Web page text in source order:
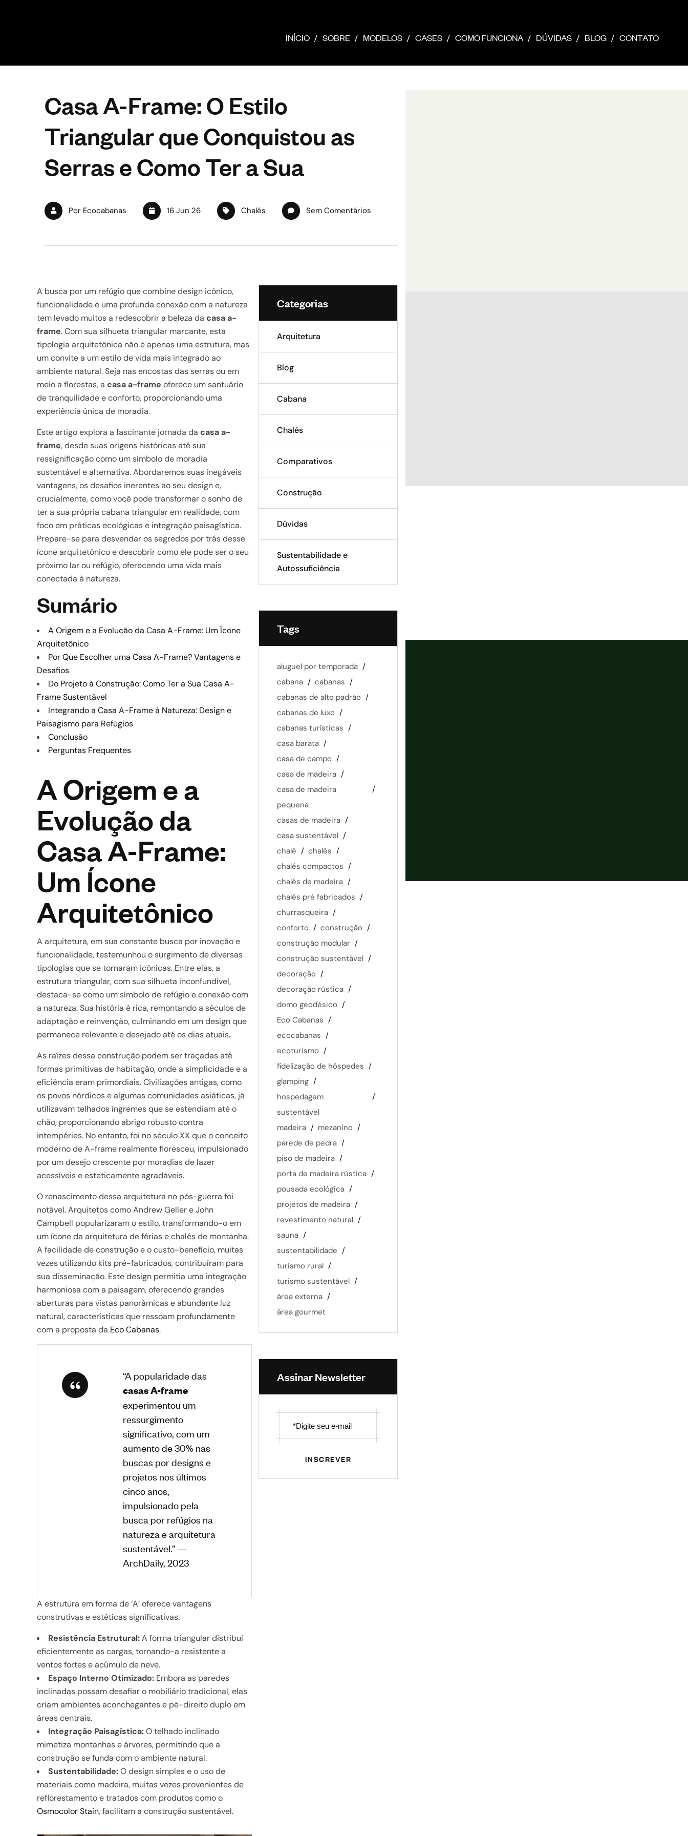
INÍCIO SOBRE MODELOS CASES COMO FUNCIONA DÚVIDAS BLOG CONTATO
Casa A-Frame: O Estilo
Triangular que Conquistou as
Serras e Como Ter a Sua
Por Ecocabanas 16 Jun 26 Chalés Sem Comentários
A busca por um refúgio que combine design icônico,
funcionalidade e uma profunda conexão com a natureza
tem levado muitos a redescobrir a beleza da casa a-
frame. Com sua silhueta triangular marcante, esta
tipologia arquitetônica não é apenas uma estrutura, mas
um convite a um estilo de vida mais integrado ao
ambiente natural. Seja nas encostas das serras ou em
meio a florestas, a casa a-frame oferece um santuário
de tranquilidade e conforto, proporcionando uma
experiência única de moradia.
Este artigo explora a fascinante jornada da casa a-
frame, desde suas origens históricas até sua
ressignificação como um símbolo de moradia
sustentável e alternativa. Abordaremos suas inegáveis
vantagens, os desafios inerentes ao seu design e,
crucialmente, como você pode transformar o sonho de
ter a sua própria cabana triangular em realidade, com
foco em práticas ecológicas e integração paisagística.
Prepare-se para desvendar os segredos por trás desse
ícone arquitetônico e descobrir como ele pode ser o seu
próximo lar ou refúgio, oferecendo uma vida mais
conectada à natureza.
Sumário
A Origem e a Evolução da Casa A-Frame: Um Ícone
Arquitetônico
Por Que Escolher uma Casa A-Frame? Vantagens e
Desafios
Do Projeto à Construção: Como Ter a Sua Casa A-
Frame Sustentável
Integrando a Casa A-Frame à Natureza: Design e
Paisagismo para Refúgios
Conclusão
Perguntas Frequentes
A Origem e a
Evolução da
Casa A-Frame:
Um Ícone
Arquitetônico
A arquitetura, em sua constante busca por inovação e
funcionalidade, testemunhou o surgimento de diversas
tipologias que se tornaram icônicas. Entre elas, a
estrutura triangular, com sua silhueta inconfundível,
destaca-se como um símbolo de refúgio e conexão com
a natureza. Sua história é rica, remontando a séculos de
adaptação e reinvenção, culminando em um design que
permanece relevante e desejado até os dias atuais.
As raízes dessa construção podem ser traçadas até
formas primitivas de habitação, onde a simplicidade e a
eficiência eram primordiais. Civilizações antigas, como
os povos nórdicos e algumas comunidades asiáticas, já
utilizavam telhados íngremes que se estendiam até o
chão, proporcionando abrigo robusto contra
intempéries. No entanto, foi no século XX que o conceito
moderno de A-frame realmente floresceu, impulsionado
por um desejo crescente por moradias de lazer
acessíveis e esteticamente agradáveis.
O renascimento dessa arquitetura no pós-guerra foi
notável. Arquitetos como Andrew Geller e John
Campbell popularizaram o estilo, transformando-o em
um ícone da arquitetura de férias e chalés de montanha.
A facilidade de construção e o custo-benefício, muitas
vezes utilizando kits pré-fabricados, contribuíram para
sua disseminação. Este design permitia uma integração
harmoniosa com a paisagem, oferecendo grandes
aberturas para vistas panorâmicas e abundante luz
natural, características que ressoam profundamente
com a proposta da Eco Cabanas.
“A popularidade das
casas A-frame
experimentou um
ressurgimento
significativo, com um
aumento de 30% nas
buscas por designs e
projetos nos últimos
cinco anos,
impulsionado pela
busca por refúgios na
natureza e arquitetura
sustentável.” —
ArchDaily, 2023
A estrutura em forma de ‘A’ oferece vantagens
construtivas e estéticas significativas:
Resistência Estrutural:A forma triangular distribui
eficientemente as cargas, tornando-a resistente a
ventos fortes e acúmulo de neve.
Espaço Interno Otimizado: Embora as paredes
inclinadas possam desafiar o mobiliário tradicional, elas
criam ambientes aconchegantes e pé-direito duplo em
áreas centrais.
Integração Paisagística:O telhado inclinado
mimetiza montanhas e árvores, permitindo que a
construção se funda com o ambiente natural.
Sustentabilidade:O design simples e o uso de
materiais como madeira, muitas vezes provenientes de
reflorestamento e tratados com produtos como o
Osmocolor Stain, facilitam a construção sustentável.
Categorias
Arquitetura
Blog
Cabana
Chalés
Comparativos
Construção
Dúvidas
Sustentabilidade e
Autossuficiência
Tags
aluguel por temporada
cabana
cabanas
cabanas de alto padrão
cabanas de luxo
cabanas turísticas
casa barata
casa de campo
casa de madeira
casa de madeira
pequena
casas de madeira
casa sustentável
chalé
chalés
chalés compactos
chalés de madeira
chalés pré fabricados
churrasqueira
conforto
construção
construção modular
construção sustentável
decoração
decoração rústica
domo geodésico
Eco Cabanas
ecocabanas
ecoturismo
fidelização de hóspedes
glamping
hospedagem
sustentável
madeira
mezanino
parede de pedra
piso de madeira
porta de madeira rústica
pousada ecológica
projetos de madeira
revestimento natural
sauna
sustentabilidade
turismo rural
turismo sustentável
área externa
área gourmet
Assinar Newsletter
INSCREVER